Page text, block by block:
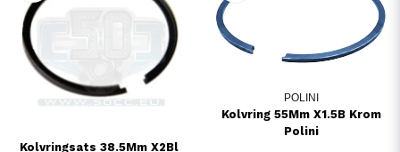
Kolvringsats 38.5Mm X2Bl
POLINI
Kolvring 55Mm X1.5B Krom
Polini